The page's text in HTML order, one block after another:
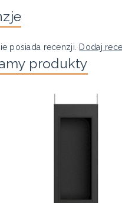
posiada recenzji. Dodaj
produkty